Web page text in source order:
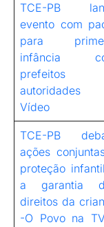
TCE-PB
evento com
para
infância
prefeitos
Vídeo
TCE-PB
ações
proteção
a garantia
direitos da
-O Povo na